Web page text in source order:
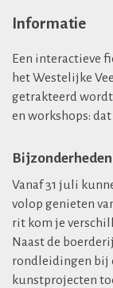
Informatie
Een interactieve
het Westelijke
getrakteerd
en workshops:
Bijzonderheden
Vanaf 31 juli
volop genieten
rit kom je
Naast de
rondleidingen bij
kunstprojecten